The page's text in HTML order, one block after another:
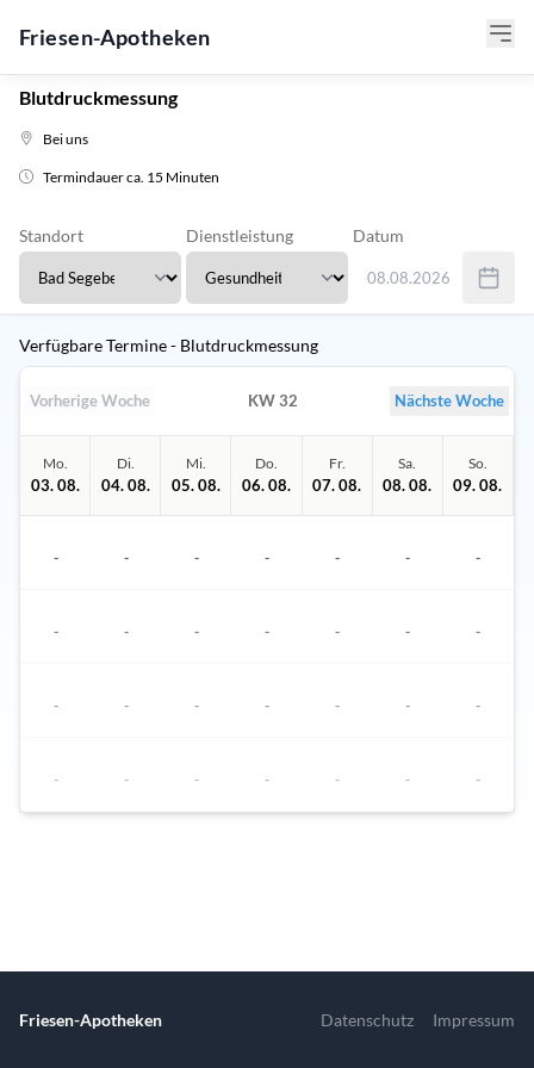
Friesen-Apotheken
Blutdruckmessung
Bei uns
Termindauer ca. 15 Minuten
Standort Dienstleistung Datum
Verwenden Sie Tab
08.08.2026
Verfügbare Termine - Blutdruckmessung
Vorherige Woche KW 32 Nächste Woche
Mo.
03. 08.
Di.
04. 08.
Mi.
05. 08.
Do.
06. 08.
Fr.
07. 08.
Sa.
08. 08.
So.
09. 08.
- - - - - - -
- - - - - - -
- - - - - - -
- - - - - - -
Friesen-Apotheken Datenschutz Impressum